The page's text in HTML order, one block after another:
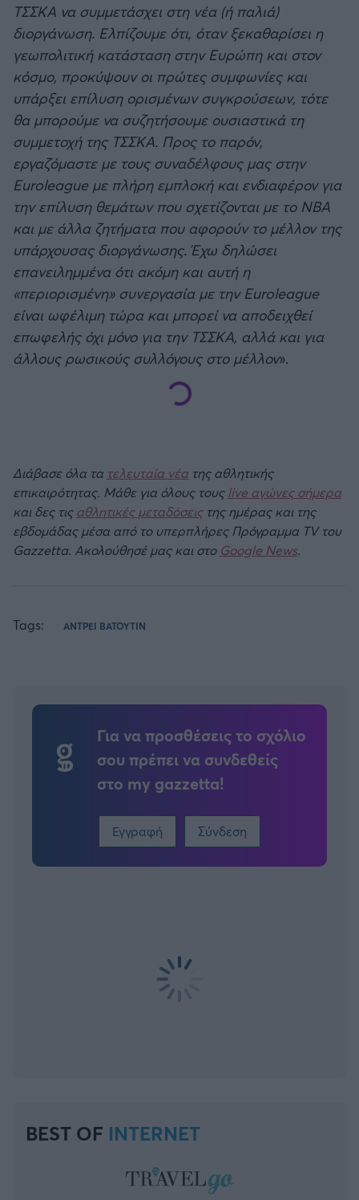
ΤΣΣΚΑ να συμμετάσχει στη νέα (ή παλιά)
διοργάνωση. Ελπίζουμε ότι, όταν ξεκαθαρίσει η
γεωπολιτική κατάσταση στην Ευρώπη και στον
κόσμο, προκύψουν οι πρώτες συμφωνίες και
υπάρξει επίλυση ορισμένων συγκρούσεων, τότε
θα μπορούμε να συζητήσουμε ουσιαστικά τη
συμμετοχή της ΤΣΣΚΑ. Προς το παρόν,
εργαζόμαστε με τους συναδέλφους μας στην
Euroleague με πλήρη εμπλοκή και ενδιαφέρον για
την επίλυση θεμάτων που σχετίζονται με το ΝΒΑ
και με άλλα ζητήματα που αφορούν το μέλλον της
υπάρχουσας διοργάνωσης. Έχω δηλώσει
επανειλημμένα ότι ακόμη και αυτή η
«περιορισμένη» συνεργασία με την Euroleague
είναι ωφέλιμη τώρα και μπορεί να αποδειχθεί
επωφελής όχι μόνο για την ΤΣΣΚΑ, αλλά και για
άλλους ρωσικούς συλλόγους στο μέλλον».
Διάβασε όλα τα τελευταία νέα της αθλητικής
επικαιρότητας. Μάθε για όλους τους live αγώνες σήμερα
και δες τιςαθλητικές μεταδόσειςτης ημέρας και της
εβδομάδας μέσα από το υπερπλήρες Πρόγραμμα TV του
Gazzetta. Ακολούθησέ μας και στο Google News.
Tags: ΑΝΤΡΕΙ ΒΑΤΟΥΤΙΝ
Για να προσθέσεις το σχόλιο
σου πρέπει να συνδεθείς
στο my gazzetta!
Εγγραφή Σύνδεση
BEST OF INTERNET